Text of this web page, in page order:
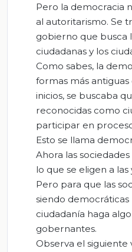
Pero la democracia
al autoritarismo. Se
gobierno que busca
ciudadanas y los
Como sabes, la
formas más
inicios, se buscaba
reconocidas como
participar en
Esto se llama
Ahora las
lo que se eligen a
Pero para que las
siendo democráticas
ciudadanía haga
gobernantes.
Observa el siguiente